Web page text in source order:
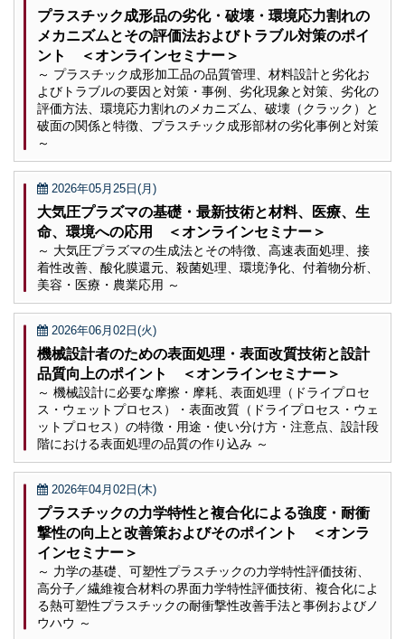
プラスチック成形品の劣化・破壊・環境応力割れの
メカニズムとその評価法およびトラブル対策のポイ
ント ＜オンラインセミナー＞
～ プラスチック成形加工品の品質管理、材料設計と劣化お
よびトラブルの要因と対策・事例、劣化現象と対策、劣化の
評価方法、環境応力割れのメカニズム、破壊（クラック）と
破面の関係と特徴、プラスチック成形部材の劣化事例と対策
～
2026年05月25日(月)
大気圧プラズマの基礎・最新技術と材料、医療、生
命、環境への応用 ＜オンラインセミナー＞
～ 大気圧プラズマの生成法とその特徴、高速表面処理、接
着性改善、酸化膜還元、殺菌処理、環境浄化、付着物分析、
美容・医療・農業応用 ～
2026年06月02日(火)
機械設計者のための表面処理・表面改質技術と設計
品質向上のポイント ＜オンラインセミナー＞
～ 機械設計に必要な摩擦・摩耗、表面処理（ドライプロセ
ス・ウェットプロセス）・表面改質（ドライプロセス・ウェ
ットプロセス）の特徴・用途・使い分け方・注意点、設計段
階における表面処理の品質の作り込み ～
2026年04月02日(木)
プラスチックの力学特性と複合化による強度・耐衝
撃性の向上と改善策およびそのポイント ＜オンラ
インセミナー＞
～ 力学の基礎、可塑性プラスチックの力学特性評価技術、
高分子／繊維複合材料の界面力学特性評価技術、複合化によ
る熱可塑性プラスチックの耐衝撃性改善手法と事例およびノ
ウハウ ～